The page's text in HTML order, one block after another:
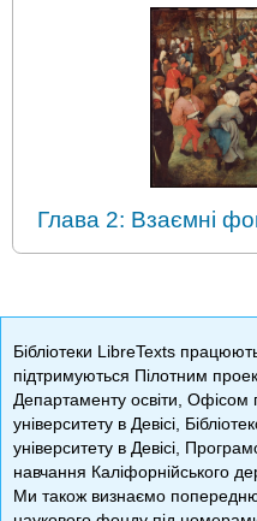
Глава 2: Взаємні
Бібліотеки LibreTexts
підтримуються Пілотним
Департаменту освіти, Офісом
університету в Девісі,
університету в Девісі,
навчання Каліфорнійського
Ми також визнаємо